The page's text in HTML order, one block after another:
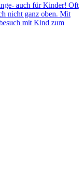
auch für Kinder! Oft
nicht ganz oben. Mit
mit Kind zum